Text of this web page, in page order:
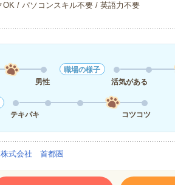
/ パソコンスキル不要 / 英語力不要
男性
職場の様子
活気がある
テキパキ
コツコツ
株式会社 首都圏